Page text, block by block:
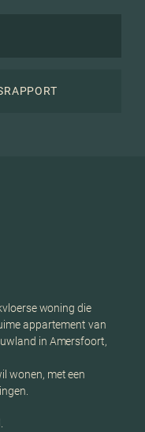
woning die
appartement van
in Amersfoort,
wonen, met een